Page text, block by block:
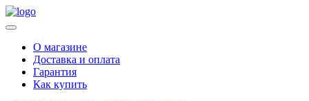
О магазине
Доставка и оплата
Гарантия
Как купить